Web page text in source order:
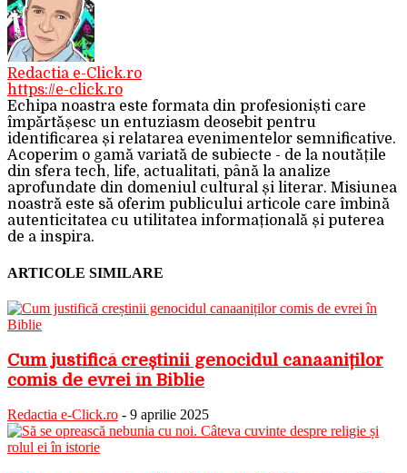
Redactia e-Click.ro
https://e-click.ro
Echipa noastra este formata din profesioniști care
împărtășesc un entuziasm deosebit pentru
identificarea și relatarea evenimentelor semnificative.
Acoperim o gamă variată de subiecte - de la noutățile
din sfera tech, life, actualitati, până la analize
aprofundate din domeniul cultural și literar. Misiunea
noastră este să oferim publicului articole care îmbină
autenticitatea cu utilitatea informațională și puterea
de a inspira.
ARTICOLE SIMILARE
Cum justifică creștinii genocidul canaaniților
comis de evrei în Biblie
Redactia e-Click.ro - 9 aprilie 2025